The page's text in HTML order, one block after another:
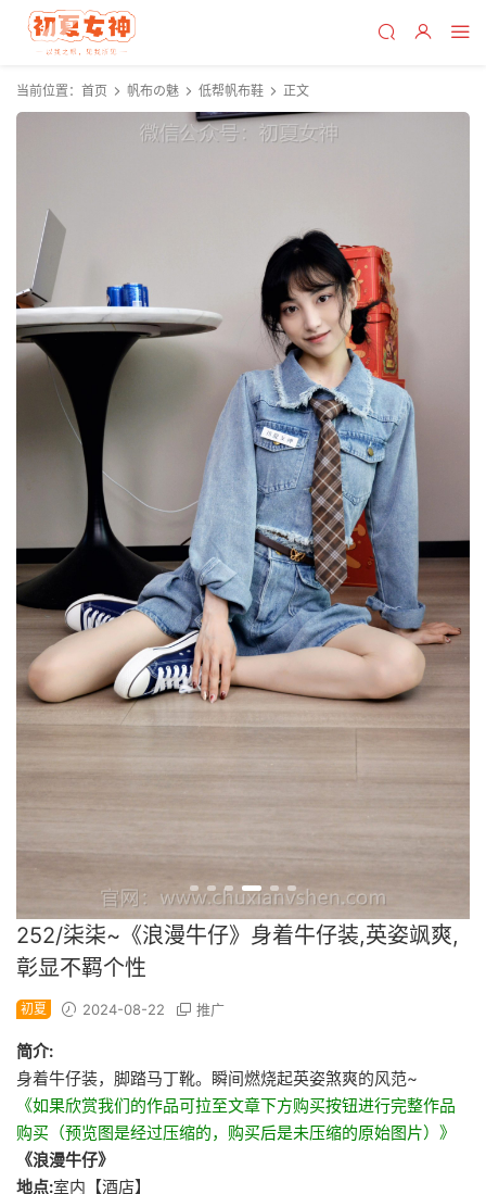
当前位置： 首页 帆布の魅 低帮帆布鞋 正文
252/柒柒~《浪漫牛仔》身着牛仔装,英姿飒爽,
彰显不羁个性
初夏 2024-08-22 推广
简介:
身着牛仔装，脚踏马丁靴。瞬间燃烧起英姿煞爽的风范~
《如果欣赏我们的作品可拉至文章下方购买按钮进行完整作品
购买（预览图是经过压缩的，购买后是未压缩的原始图片）》
《浪漫牛仔》
地点:室内【酒店】